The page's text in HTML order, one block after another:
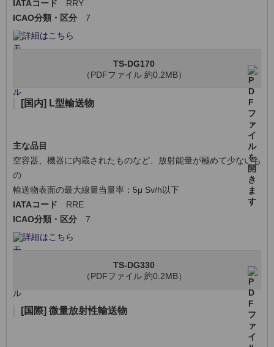
IATAコード
RRY
ICAO分類・区分
7
詳細はこちら
TS-DG170
（PDFファイル 約0.2MB）
[国内] L型輸送物
主な品目
空容器、機器に内蔵されたものなど、放射能量が極めて少ないも
の
輸送物表面の最大線量当量率：5μ Sv/h以下
IATAコード
RRE
ICAO分類・区分
7
詳細はこちら
TS-DG330
（PDFファイル 約0.2MB）
[国際] 微量放射性輸送物